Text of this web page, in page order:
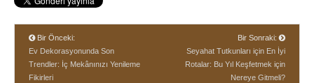
Bir Önceki:
Ev Dekorasyonunda Son
Trendler: İç Mekânınızı Yenileme
Fikirleri
Bir Sonraki:
Seyahat Tutkunları için En İyi
Rotalar: Bu Yıl Keşfetmek için
Nereye Gitmeli?